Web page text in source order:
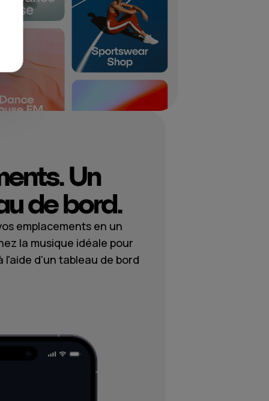
Un
de bord.
emplacements en un
la musique idéale pour
l'aide d'un tableau de bord